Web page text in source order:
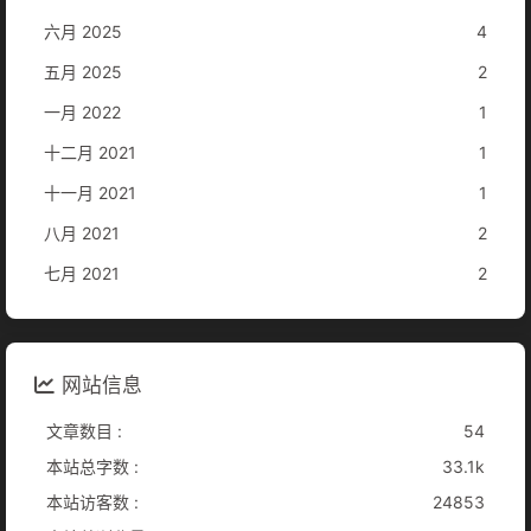
六月 2025
4
五月 2025
2
一月 2022
1
十二月 2021
1
十一月 2021
1
八月 2021
2
七月 2021
2
网站信息
文章数目 :
54
本站总字数 :
33.1k
本站访客数 :
24853